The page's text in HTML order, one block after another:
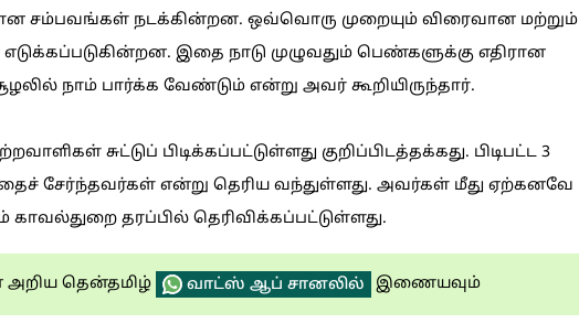
சம்பவங்கள் நடக்கின்றன. ஒவ்வொரு முறையும் விரைவான மற்றும்
இதை நாடு முழுவதும் பெண்களுக்கு எதிரான
நாம் பார்க்க வேண்டும் என்று அவர் கூறியிருந்தார்.
சுட்டுப் பிடிக்கப்பட்டுள்ளது குறிப்பிடத்தக்கது. பிடிபட்ட 3
சேர்ந்தவர்கள் என்று தெரிய வந்துள்ளது. அவர்கள் மீது ஏற்கனவே
தரப்பில் தெரிவிக்கப்பட்டுள்ளது.
அறிய தென்தமிழ் வாட்ஸ் ஆப் சானலில் இணையவும்